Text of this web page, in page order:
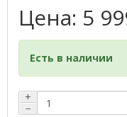
Цена: 5
Есть в наличии
+
−